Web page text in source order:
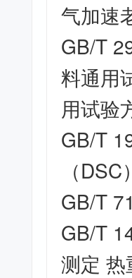
气加速
GB/T
料通用
用试验
GB/T
（
GB/T
GB/T
测定 热